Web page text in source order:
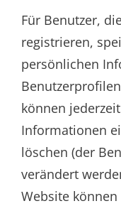
Für Benutzer,
registrieren,
persönlichen
können
Informationen
löschen (der
verändert
Website